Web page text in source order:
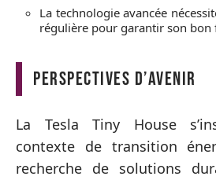
La technologie avancée
régulière pour garantir son bon
Perspectives d’avenir
La Tesla Tiny House
contexte de transition
recherche de solutions